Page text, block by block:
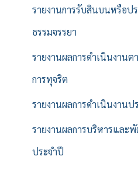
รายงานการรับสินบนหรือป
ธรรมจรรยา
รายงานผลการดำเนินงาน
การทุจริต
รายงานผลการดำเนินงานป
รายงานผลการบริหารและ
ประจำปี